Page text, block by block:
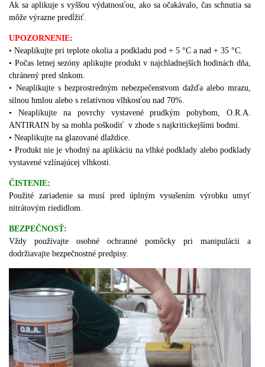
Ak sa aplikuje s vyššou výdatnosťou, ako sa očakávalo, čas schnutia sa
môže výrazne predĺžiť.
UPOZORNENIE:
• Neaplikujte pri teplote okolia a podkladu pod + 5 °C a nad + 35 °C.
• Počas letnej sezóny aplikujte produkt v najchladnejších hodinách dňa,
chránený pred slnkom.
• Neaplikujte s bezprostredným nebezpečenstvom dažďa alebo mrazu,
silnou hmlou alebo s relatívnou vlhkosťou nad 70%.
• Neaplikujte na povrchy vystavené prudkým pohybom, O.R.A.
ANTIRAIN by sa mohla poškodiť v zhode s najkritickejšími bodmi.
• Neaplikujte na glazované dlaždice.
• Produkt nie je vhodný na aplikáciu na vlhké podklady alebo podklady
vystavené vzlínajúcej vlhkosti.
ČISTENIE:
Použité zariadenie sa musí pred úplným vysušením výrobku umyť
nitrátovým riedidlom.
BEZPEČNOSŤ:
Vždy používajte osobné ochranné pomôcky pri manipulácii a
dodržiavajte bezpečnostné predpisy.